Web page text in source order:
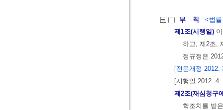
부 칙
<법
제1조(시행일)
하고, 제2조,
정규정은
[전문개정 2012.
[시행일:2012. 4.
제2조(재심청구
학조치를 받